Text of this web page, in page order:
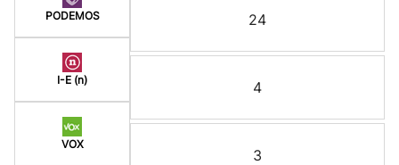
PODEMOS
I-E (n)
VOX
24
4
3